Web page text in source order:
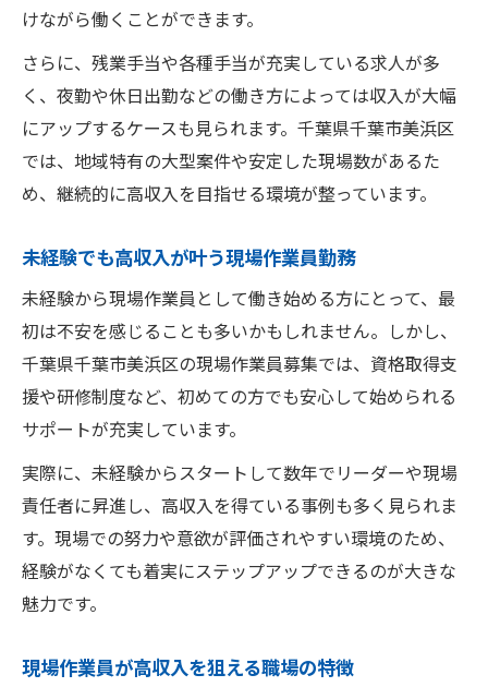
けながら働くことができます。
さらに、残業手当や各種手当が充実している求人が多
く、夜勤や休日出勤などの働き方によっては収入が大幅
にアップするケースも見られます。千葉県千葉市美浜区
では、地域特有の大型案件や安定した現場数があるた
め、継続的に高収入を目指せる環境が整っています。
未経験でも高収入が叶う現場作業員勤務
未経験から現場作業員として働き始める方にとって、最
初は不安を感じることも多いかもしれません。しかし、
千葉県千葉市美浜区の現場作業員募集では、資格取得支
援や研修制度など、初めての方でも安心して始められる
サポートが充実しています。
実際に、未経験からスタートして数年でリーダーや現場
責任者に昇進し、高収入を得ている事例も多く見られま
す。現場での努力や意欲が評価されやすい環境のため、
経験がなくても着実にステップアップできるのが大きな
魅力です。
現場作業員が高収入を狙える職場の特徴